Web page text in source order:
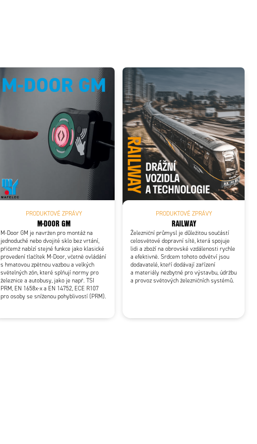
PRODUKTOVÉ ZPRÁVY
M-DOOR GM
M-Door GM je navržen pro montáž na
jednoduché nebo dvojité sklo bez vrtání,
přičemž nabízí stejné funkce jako klasické
provedení tlačítek M-Door, včetně ovládání
s hmatovou zpětnou vazbou a velkých
světelných zón, které splňují normy pro
železnice a autobusy, jako je např. TSI
PRM, EN 1658x-x a EN 14752, ECE R107
pro osoby se sníženou pohyblivostí (PRM).
PRODUKTOVÉ ZPRÁVY
RAILWAY
Železniční průmysl je důležitou součástí
celosvětové dopravní sítě, která spojuje
lidi a zboží na obrovské vzdálenosti rychle
a efektivně. Srdcem tohoto odvětví jsou
dodavatelé, kteří dodávají zařízení
a materiály nezbytné pro výstavbu, údržbu
a provoz světových železničních systémů.